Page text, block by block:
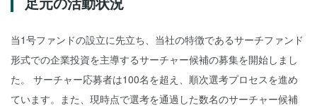
当1号ファンドの設立に先立ち、当社の特徴であるサーチファンド
形式での企業投資を主導するサーチャー候補の募集を開始しまし
た。 サーチャー応募者は100名を超え、順次選考プロセスを進め
ています。また、現時点で選考を通過した数名のサーチャー候補